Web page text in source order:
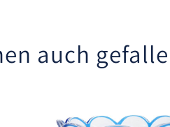
auch